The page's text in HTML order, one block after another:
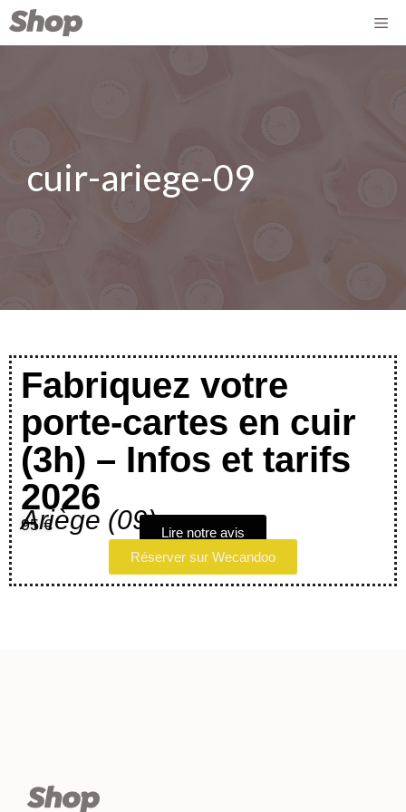
cuir-ariege-09
Fabriquez votre
porte-cartes en cuir
(3h) – Infos et tarifs
2026
Ariège (09)
95 €
Lire notre avis
Réserver sur Wecandoo